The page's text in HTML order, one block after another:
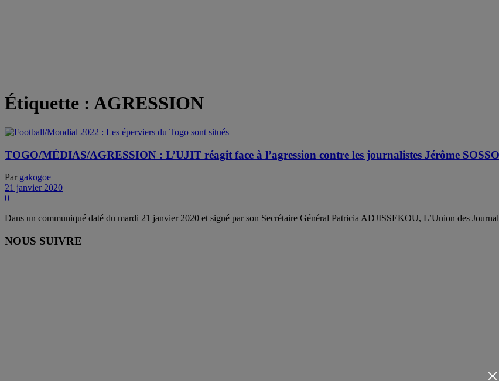
Étiquette : AGRESSION
TOGO/MÉDIAS/AGRESSION : L’UJIT réagit face à l’agression contre les journalistes Jérôme
Par gakogoe
21 janvier 2020
0
Dans un communiqué daté du mardi 21 janvier 2020 et signé par son Secrétaire Général Patricia ADJISSEKOU, L’Union des
NOUS SUIVRE